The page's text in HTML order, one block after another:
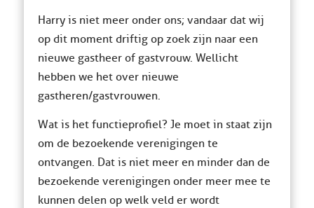
Harry is niet meer onder ons; vandaar dat wij
op dit moment driftig op zoek zijn naar een
nieuwe gastheer of gastvrouw. Wellicht
hebben we het over nieuwe
gastheren/gastvrouwen.
Wat is het functieprofiel? Je moet in staat zijn
om de bezoekende verenigingen te
ontvangen. Dat is niet meer en minder dan de
bezoekende verenigingen onder meer mee te
kunnen delen op welk veld er wordt